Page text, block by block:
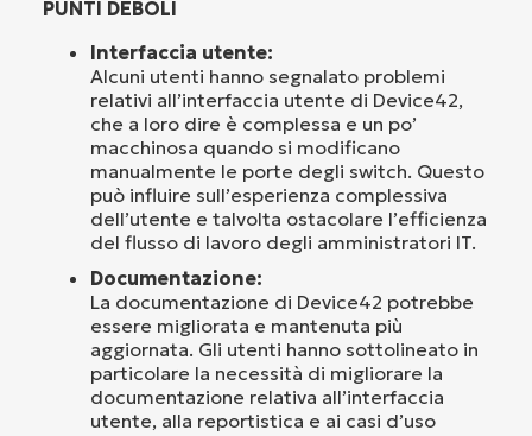
PUNTI DEBOLI
Interfaccia utente:
Alcuni utenti hanno segnalato problemi
relativi all’interfaccia utente di Device42,
che a loro dire è complessa e un po’
macchinosa quando si modificano
manualmente le porte degli switch. Questo
può influire sull’esperienza complessiva
dell’utente e talvolta ostacolare l’efficienza
del flusso di lavoro degli amministratori IT.
Documentazione:
La documentazione di Device42 potrebbe
essere migliorata e mantenuta più
aggiornata. Gli utenti hanno sottolineato in
particolare la necessità di migliorare la
documentazione relativa all’interfaccia
utente, alla reportistica e ai casi d’uso